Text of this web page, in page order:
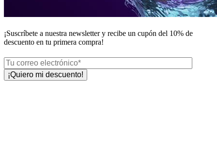
¡Suscríbete a nuestra newsletter y recibe un cupón del 10% de
descuento en tu primera compra!